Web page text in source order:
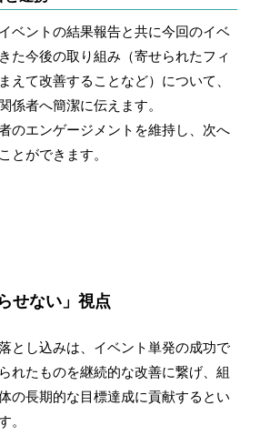
ベントの結果報告と共に今回のイベ
た今後の取り組み（寄せられたフィ
えて改善することなど）について、
係者へ簡潔に伝えます。
のエンゲージメントを維持し、次へ
とができます。
せない」視点
とし込みは、イベント単発の成功で
れたものを継続的な改善に繋げ、組
の長期的な目標達成に貢献するとい
。